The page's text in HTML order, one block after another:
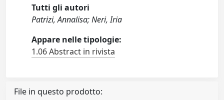
Tutti gli autori
Patrizi, Annalisa; Neri, Iria
Appare nelle tipologie:
1.06 Abstract in rivista
File in questo prodotto: